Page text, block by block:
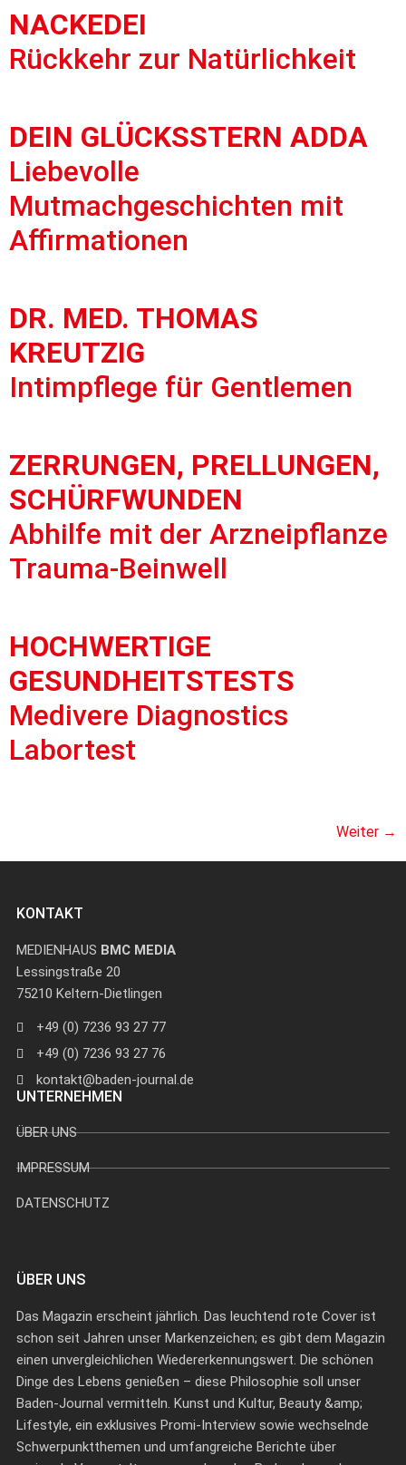
NACKEDEI
Rückkehr zur Natürlichkeit
DEIN GLÜCKSSTERN ADDA
Liebevolle
Mutmachgeschichten mit
Affirmationen
DR. MED. THOMAS
KREUTZIG
Intimpflege für Gentlemen
ZERRUNGEN, PRELLUNGEN,
SCHÜRFWUNDEN
Abhilfe mit der Arzneipflanze
Trauma-Beinwell
HOCHWERTIGE
GESUNDHEITSTESTS
Medivere Diagnostics
Labortest
Weiter →
KONTAKT
MEDIENHAUS BMC MEDIA
Lessingstraße 20
75210 Keltern-Dietlingen
+49 (0) 7236 93 27 77
+49 (0) 7236 93 27 76
kontakt@baden-journal.de
UNTERNEHMEN
ÜBER UNS
IMPRESSUM
DATENSCHUTZ
ÜBER UNS
Das Magazin erscheint jährlich. Das leuchtend rote Cover ist
schon seit Jahren unser Markenzeichen; es gibt dem Magazin
einen unvergleichlichen Wiedererkennungswert. Die schönen
Dinge des Lebens genießen – diese Philosophie soll unser
Baden-Journal vermitteln. Kunst und Kultur, Beauty &amp;
Lifestyle, ein exklusives Promi-Interview sowie wechselnde
Schwerpunktthemen und umfangreiche Berichte über